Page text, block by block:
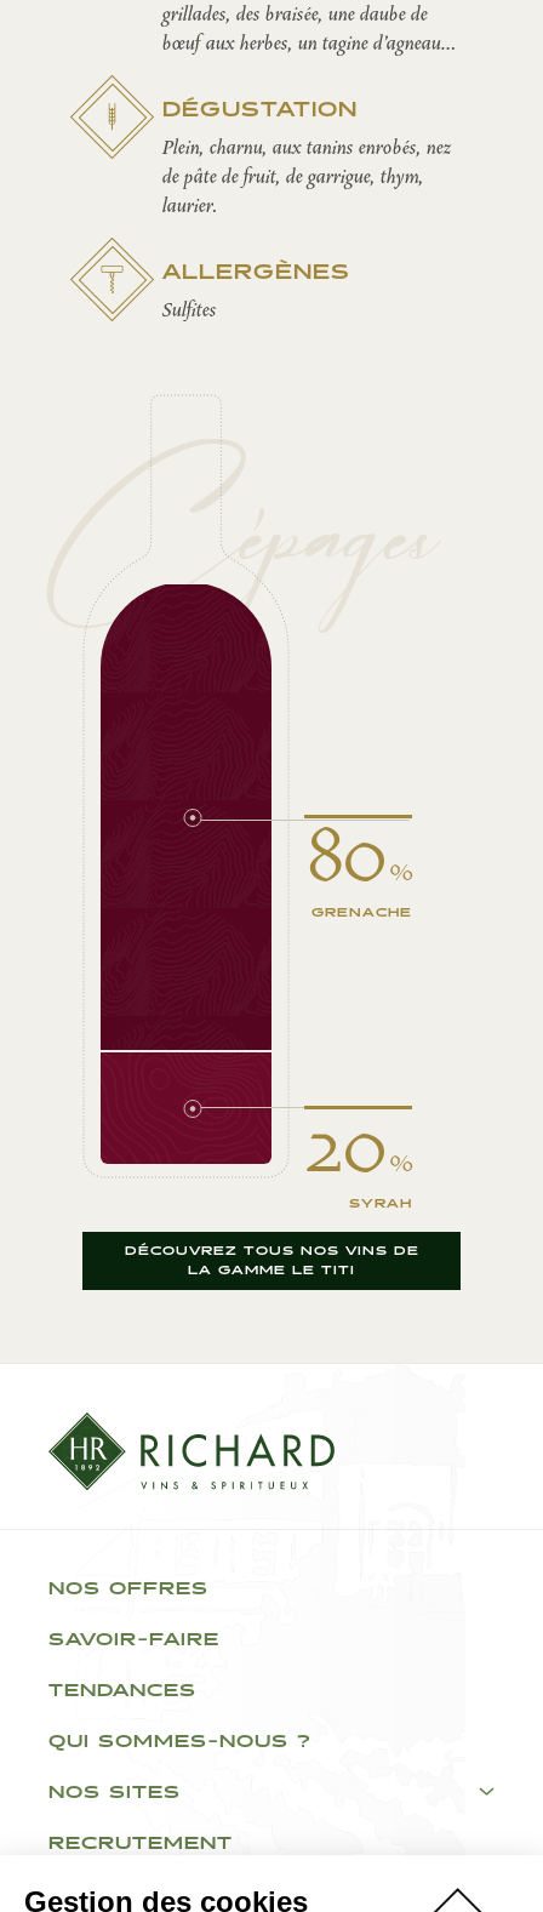
Gestion des cookies
grillades, des braisée, une daube de
bœuf aux herbes, un tagine d’agneau…
DÉGUSTATION
Plein, charnu, aux tanins enrobés, nez
de pâte de fruit, de garrigue, thym,
laurier.
ALLERGÈNES
Sulfites
Cépages
80%
GRENACHE
20%
SYRAH
DÉCOUVREZ TOUS NOS VINS DE
LA GAMME LE TITI
NOS OFFRES
SAVOIR-FAIRE
TENDANCES
QUI SOMMES-NOUS ?
NOS SITES
RECRUTEMENT